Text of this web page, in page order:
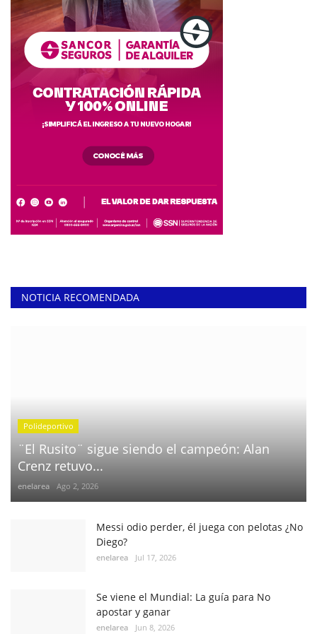
NOTICIA RECOMENDADA
Polideportivo
¨El Rusito¨ sigue siendo el campeón: Alan
Crenz retuvo...
enelarea Ago 2, 2026
Messi odio perder, él juega con pelotas ¿No
Diego?
enelarea Jul 17, 2026
Se viene el Mundial: La guía para No
apostar y ganar
enelarea Jun 8, 2026